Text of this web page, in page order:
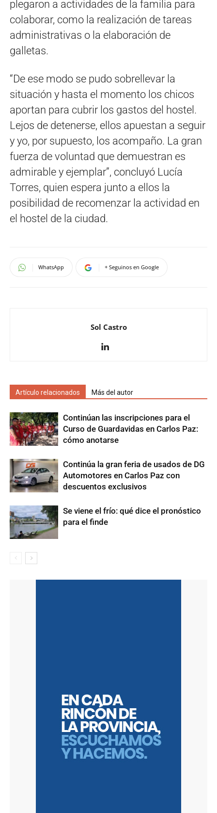
plegaron a actividades de la familia para
colaborar, como la realización de tareas
administrativas o la elaboración de
galletas.
“De ese modo se pudo sobrellevar la
situación y hasta el momento los chicos
aportan para cubrir los gastos del hostel.
Lejos de detenerse, ellos apuestan a seguir
y yo, por supuesto, los acompaño. La gran
fuerza de voluntad que demuestran es
admirable y ejemplar”, concluyó Lucía
Torres, quien espera junto a ellos la
posibilidad de recomenzar la actividad en
el hostel de la ciudad.
WhatsApp + Seguinos en Google
Sol Castro
Artículo relacionados Más del autor
Continúan las inscripciones para el
Curso de Guardavidas en Carlos Paz:
cómo anotarse
Continúa la gran feria de usados de DG
Automotores en Carlos Paz con
descuentos exclusivos
Se viene el frío: qué dice el pronóstico
para el finde